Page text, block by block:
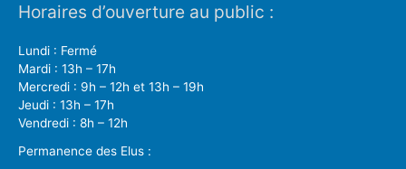
Horaires d’ouverture au public :
Lundi : Fermé
Mardi : 13h – 17h
Mercredi : 9h – 12h et 13h – 19h
Jeudi : 13h – 17h
Vendredi : 8h – 12h
Permanence des Elus :